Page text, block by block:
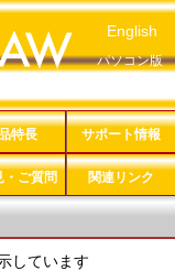
特長 サポート情報
・ご質問 関連リンク
English
パソコン版
しています